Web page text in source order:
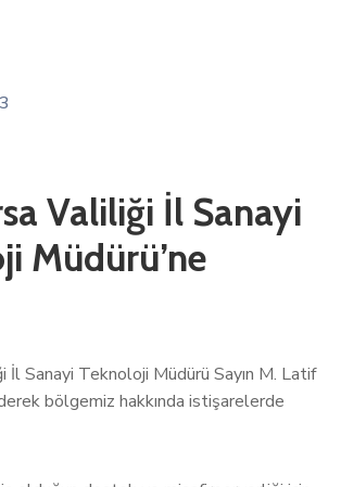
Valiliği İl Sanayi
Müdürü’ne
İl Sanayi Teknoloji Müdürü Sayın M. Latif
bölgemiz hakkında istişarelerde